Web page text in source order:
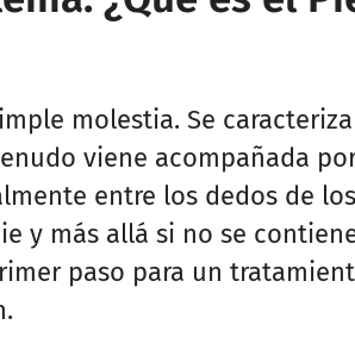
molestia. Se
viene acompañada
entre los dedos de
y más allá si no se
paso para un